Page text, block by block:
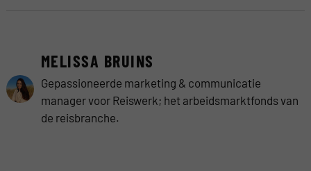
MELISSA BRUINS
Gepassioneerde marketing & communicatie
manager voor Reiswerk; het arbeidsmarktfonds van
de reisbranche.